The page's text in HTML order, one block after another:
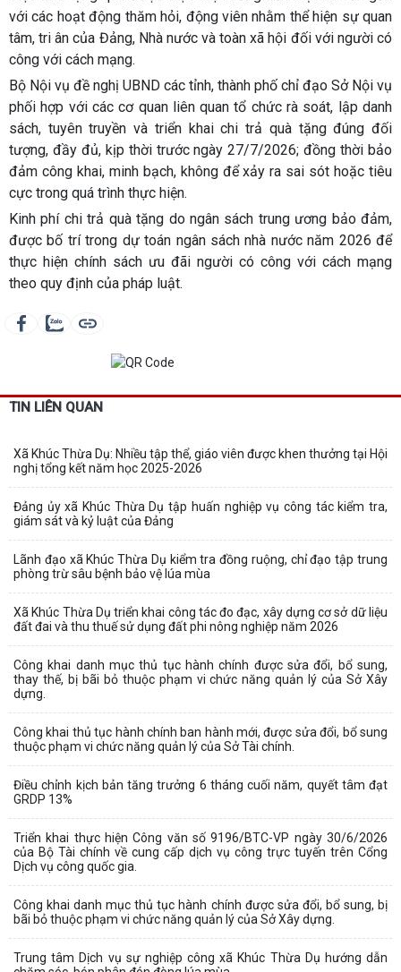
với các hoạt động thăm hỏi, động viên nhằm thể hiện sự quan
tâm, tri ân của Đảng, Nhà nước và toàn xã hội đối với người có
công với cách mạng.
Bộ Nội vụ đề nghị UBND các tỉnh, thành phố chỉ đạo Sở Nội vụ
phối hợp với các cơ quan liên quan tổ chức rà soát, lập danh
sách, tuyên truyền và triển khai chi trả quà tặng đúng đối
tượng, đầy đủ, kịp thời trước ngày 27/7/2026; đồng thời bảo
đảm công khai, minh bạch, không để xảy ra sai sót hoặc tiêu
cực trong quá trình thực hiện.
Kinh phí chi trả quà tặng do ngân sách trung ương bảo đảm,
được bố trí trong dự toán ngân sách nhà nước năm 2026 để
thực hiện chính sách ưu đãi người có công với cách mạng
theo quy định của pháp luật.
TIN LIÊN QUAN
Xã Khúc Thừa Dụ: Nhiều tập thể, giáo viên được khen thưởng tại Hội
nghị tổng kết năm học 2025-2026
Đảng ủy xã Khúc Thừa Dụ tập huấn nghiệp vụ công tác kiểm tra,
giám sát và kỷ luật của Đảng
Lãnh đạo xã Khúc Thừa Dụ kiểm tra đồng ruộng, chỉ đạo tập trung
phòng trừ sâu bệnh bảo vệ lúa mùa
Xã Khúc Thừa Dụ triển khai công tác đo đạc, xây dựng cơ sở dữ liệu
đất đai và thu thuế sử dụng đất phi nông nghiệp năm 2026
Công khai danh mục thủ tục hành chính được sửa đổi, bổ sung,
thay thế, bị bãi bỏ thuộc phạm vi chức năng quản lý của Sở Xây
dựng.
Công khai thủ tục hành chính ban hành mới, được sửa đổi, bổ sung
thuộc phạm vi chức năng quản lý của Sở Tài chính.
Điều chỉnh kịch bản tăng trưởng 6 tháng cuối năm, quyết tâm đạt
GRDP 13%
Triển khai thực hiện Công văn số 9196/BTC-VP ngày 30/6/2026
của Bộ Tài chính về cung cấp dịch vụ công trực tuyến trên Cổng
Dịch vụ công quốc gia.
Công khai danh mục thủ tục hành chính được sửa đổi, bổ sung, bị
bãi bỏ thuộc phạm vi chức năng quản lý của Sở Xây dựng.
Trung tâm Dịch vụ sự nghiệp công xã Khúc Thừa Dụ hướng dẫn